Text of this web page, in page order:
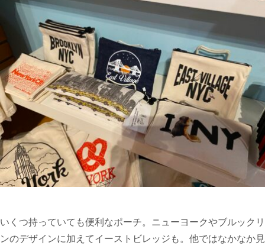
いくつ持っていても便利なポーチ。ニューヨークやブルックリ
ンのデザインに加えてイーストビレッジも。他ではなかなか見